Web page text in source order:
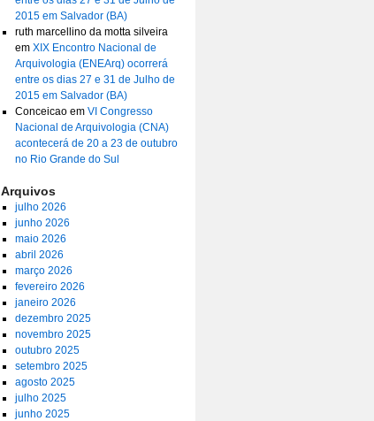
2015 em Salvador (BA)
ruth marcellino da motta silveira
em XIX Encontro Nacional de
Arquivologia (ENEArq) ocorrerá
entre os dias 27 e 31 de Julho de
2015 em Salvador (BA)
Conceicaoem VI Congresso
Nacional de Arquivologia (CNA)
acontecerá de 20 a 23 de outubro
no Rio Grande do Sul
Arquivos
julho 2026
junho 2026
maio 2026
abril 2026
março 2026
fevereiro 2026
janeiro 2026
dezembro 2025
novembro 2025
outubro 2025
setembro 2025
agosto 2025
julho 2025
junho 2025